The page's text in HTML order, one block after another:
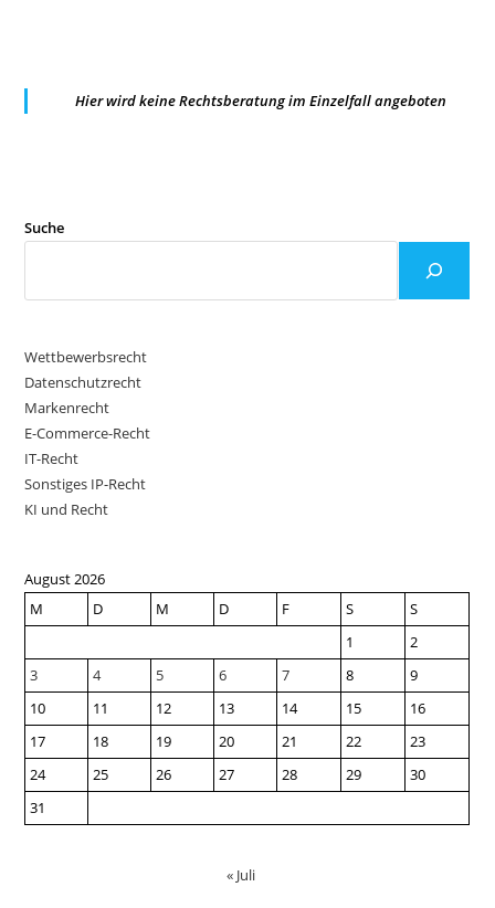
Hier wird keine Rechtsberatung im Einzelfall angeboten
Suche
Wettbewerbsrecht
Datenschutzrecht
Markenrecht
E-Commerce-Recht
IT-Recht
Sonstiges IP-Recht
KI und Recht
August 2026
M
D M D F S
S
1
2
3
4 5 6 7 8
9
10
11 12 13 14 15
16
17
18 19 20 21 22
23
24
25 26 27 28 29
30
31
« Juli